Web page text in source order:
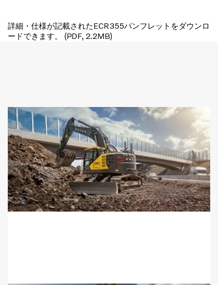
詳細・仕様が記載されたECR355パンフレットをダウンロ
ードできます。 (PDF, 2.2MB)